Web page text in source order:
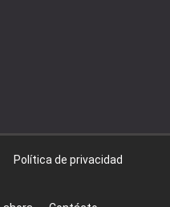
Política de privacidad